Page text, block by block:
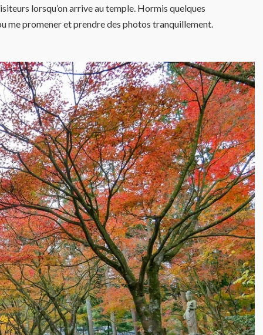
lorsqu’on arrive au temple. Hormis quelques
me promener et prendre des photos tranquillement.